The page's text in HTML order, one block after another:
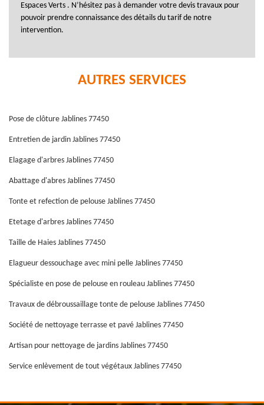
Espaces Verts . N’hésitez pas à demander votre devis travaux pour
pouvoir prendre connaissance des détails du tarif de notre
intervention.
AUTRES SERVICES
Pose de clôture Jablines 77450
Entretien de jardin Jablines 77450
Elagage d'arbres Jablines 77450
Abattage d'abres Jablines 77450
Tonte et refection de pelouse Jablines 77450
Etetage d'arbres Jablines 77450
Taille de Haies Jablines 77450
Elagueur dessouchage avec mini pelle Jablines 77450
Spécialiste en pose de pelouse en rouleau Jablines 77450
Travaux de débroussaillage tonte de pelouse Jablines 77450
Société de nettoyage terrasse et pavé Jablines 77450
Artisan pour nettoyage de jardins Jablines 77450
Service enlèvement de tout végétaux Jablines 77450